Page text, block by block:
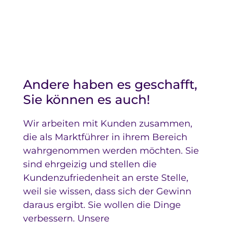
Andere haben es geschafft,
Sie können es auch!
Wir arbeiten mit Kunden zusammen,
die als Marktführer in ihrem Bereich
wahrgenommen werden möchten. Sie
sind ehrgeizig und stellen die
Kundenzufriedenheit an erste Stelle,
weil sie wissen, dass sich der Gewinn
daraus ergibt. Sie wollen die Dinge
verbessern. Unsere